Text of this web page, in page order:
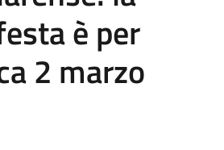
è per
2 marzo